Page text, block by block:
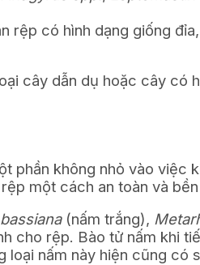
rệp có hình dạng giống
cây dẫn dụ hoặc cây có
phần không nhỏ vào việc
một cách an toàn và
(nấm trắng),
cho rệp. Bào tử nấm khi
nấm này hiện cũng có